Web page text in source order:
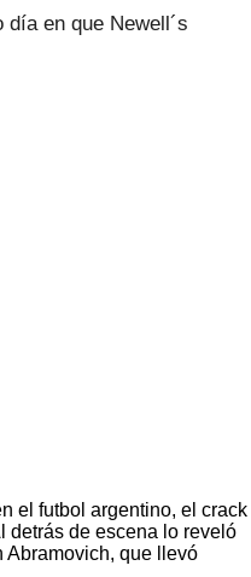
en que Newell´s
el futbol argentino, el crack
detrás de escena lo reveló
que llevó